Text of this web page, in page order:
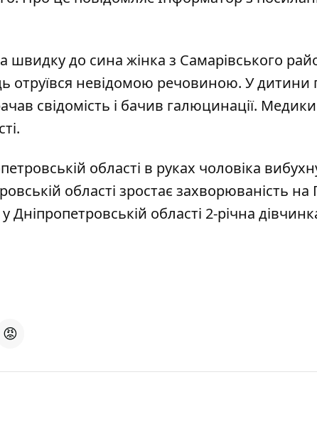
швидку до сина жінка з Самарівського
отруївся невідомою речовиною. У дитини
свідомість і бачив галюцинації.
області в руках чоловіка
області зростає захворюваність на
області 2-річна
😡